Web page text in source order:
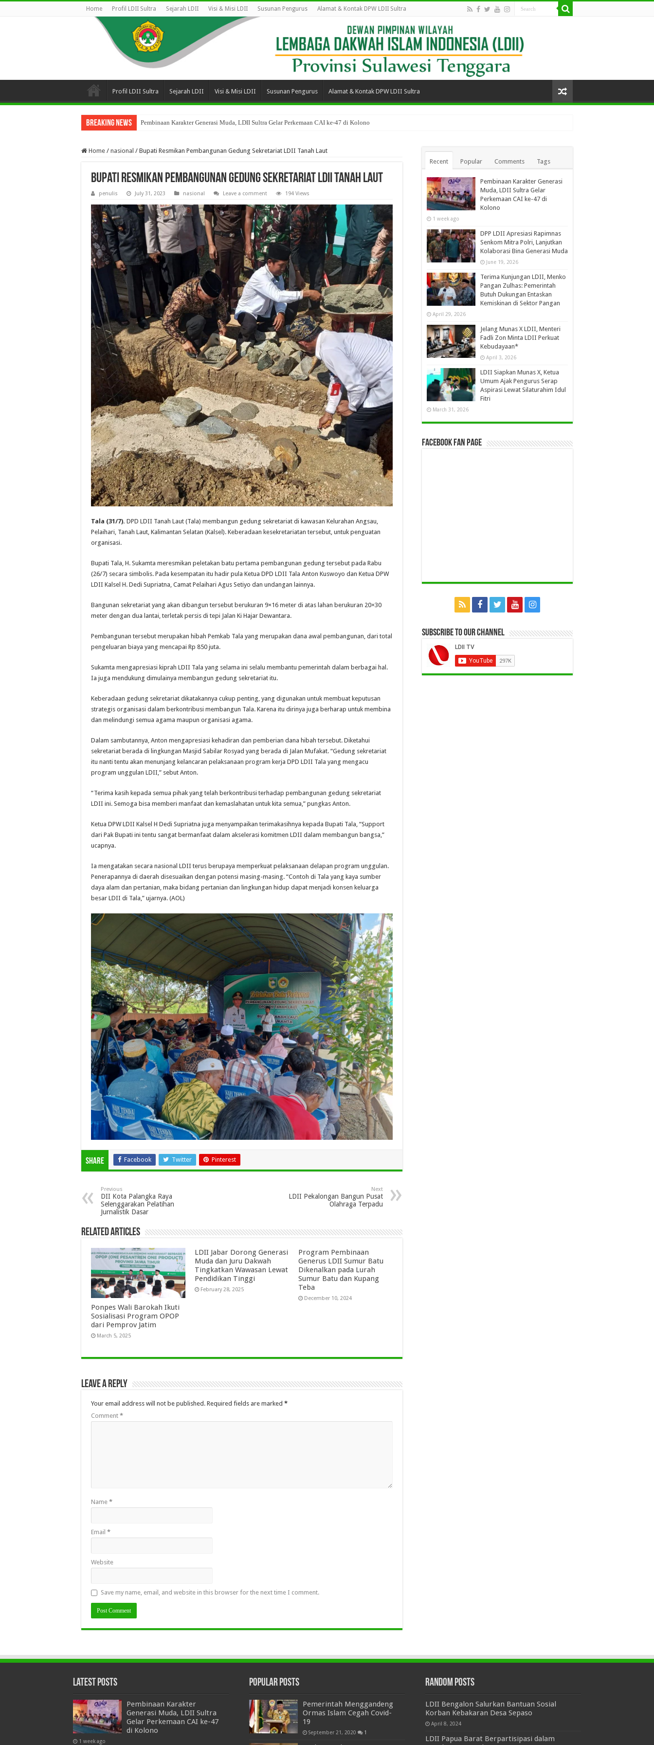
Home Profil LDII Sultra Sejarah LDII Visi & Misi LDII Susunan Pengurus Alamat & Kontak DPW LDII Sultra
Profil LDII Sultra Sejarah LDII Visi & Misi LDII Susunan Pengurus Alamat & Kontak DPW LDII Sultra
Breaking News Pembinaan Karakter Generasi Muda, LDII Sultra Gelar Perkemaan CAI ke-47 di Kolono
Home / nasional / Bupati Resmikan Pembangunan Gedung Sekretariat LDII Tanah Laut
Bupati Resmikan Pembangunan Gedung Sekretariat LDII Tanah Laut
penulis July 31, 2023 nasional Leave a comment 194 Views
Tala (31/7). DPD LDII Tanah Laut (Tala) membangun gedung sekretariat di kawasan Kelurahan Angsau,
Pelaihari, Tanah Laut, Kalimantan Selatan (Kalsel). Keberadaan kesekretariatan tersebut, untuk penguatan
organisasi.
Bupati Tala, H. Sukamta meresmikan peletakan batu pertama pembangunan gedung tersebut pada Rabu
(26/7) secara simbolis. Pada kesempatan itu hadir pula Ketua DPD LDII Tala Anton Kuswoyo dan Ketua DPW
LDII Kalsel H. Dedi Supriatna, Camat Pelaihari Agus Setiyo dan undangan lainnya.
Bangunan sekretariat yang akan dibangun tersebut berukuran 9×16 meter di atas lahan berukuran 20×30
meter dengan dua lantai, terletak persis di tepi Jalan Ki Hajar Dewantara.
Pembangunan tersebut merupakan hibah Pemkab Tala yang merupakan dana awal pembangunan, dari total
pengeluaran biaya yang mencapai Rp 850 juta.
Sukamta mengapresiasi kiprah LDII Tala yang selama ini selalu membantu pemerintah dalam berbagai hal.
Ia juga mendukung dimulainya membangun gedung sekretariat itu.
Keberadaan gedung sekretariat dikatakannya cukup penting, yang digunakan untuk membuat keputusan
strategis organisasi dalam berkontribusi membangun Tala. Karena itu dirinya juga berharap untuk membina
dan melindungi semua agama maupun organisasi agama.
Dalam sambutannya, Anton mengapresiasi kehadiran dan pemberian dana hibah tersebut. Diketahui
sekretariat berada di lingkungan Masjid Sabilar Rosyad yang berada di Jalan Mufakat. “Gedung sekretariat
itu nanti tentu akan menunjang kelancaran pelaksanaan program kerja DPD LDII Tala yang mengacu
program unggulan LDII,” sebut Anton.
“Terima kasih kepada semua pihak yang telah berkontribusi terhadap pembangunan gedung sekretariat
LDII ini. Semoga bisa memberi manfaat dan kemaslahatan untuk kita semua,” pungkas Anton.
Ketua DPW LDII Kalsel H Dedi Supriatna juga menyampaikan terimakasihnya kepada Bupati Tala, “Support
dari Pak Bupati ini tentu sangat bermanfaat dalam akselerasi komitmen LDII dalam membangun bangsa,”
ucapnya.
Ia mengatakan secara nasional LDII terus berupaya memperkuat pelaksanaan delapan program unggulan.
Penerapannya di daerah disesuaikan dengan potensi masing-masing. “Contoh di Tala yang kaya sumber
daya alam dan pertanian, maka bidang pertanian dan lingkungan hidup dapat menjadi konsen keluarga
besar LDII di Tala,” ujarnya. (AOL)
Share Facebook Twitter Pinterest
Previous
DII Kota Palangka Raya
Selenggarakan Pelatihan
Jurnalistik Dasar
Next
LDII Pekalongan Bangun Pusat
Olahraga Terpadu
Related Articles
Ponpes Wali Barokah Ikuti
Sosialisasi Program OPOP
dari Pemprov Jatim
March 5, 2025
LDII Jabar Dorong Generasi
Muda dan Juru Dakwah
Tingkatkan Wawasan Lewat
Pendidikan Tinggi
February 28, 2025
Program Pembinaan
Generus LDII Sumur Batu
Dikenalkan pada Lurah
Sumur Batu dan Kupang
Teba
December 10, 2024
Leave a Reply
Your email address will not be published. Required fields are marked *
Comment *
Name *
Email *
Website
Save my name, email, and website in this browser for the next time I comment.
Recent Popular Comments Tags
Pembinaan Karakter Generasi
Muda, LDII Sultra Gelar
Perkemaan CAI ke-47 di
Kolono
1 week ago
DPP LDII Apresiasi Rapimnas
Senkom Mitra Polri, Lanjutkan
Kolaborasi Bina Generasi Muda
June 19, 2026
Terima Kunjungan LDII, Menko
Pangan Zulhas: Pemerintah
Butuh Dukungan Entaskan
Kemiskinan di Sektor Pangan
April 29, 2026
Jelang Munas X LDII, Menteri
Fadli Zon Minta LDII Perkuat
Kebudayaan*
April 3, 2026
LDII Siapkan Munas X, Ketua
Umum Ajak Pengurus Serap
Aspirasi Lewat Silaturahim Idul
Fitri
March 31, 2026
Facebook Fan Page
Subscribe to our Channel
Latest Posts
Pembinaan Karakter
Generasi Muda, LDII Sultra
Gelar Perkemaan CAI ke-47
di Kolono
1 week ago
Popular Posts
Pemerintah Menggandeng
Ormas Islam Cegah Covid-
19
September 21, 2020 1
Random Posts
LDII Bengalon Salurkan Bantuan Sosial
Korban Kebakaran Desa Sepaso
April 8, 2024
LDII Papua Barat Berpartisipasi dalam